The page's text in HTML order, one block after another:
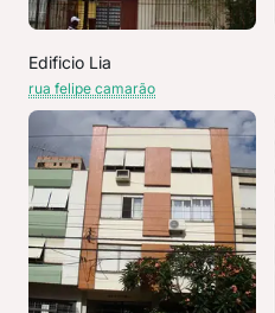
Edificio Lia
rua felipe camarão